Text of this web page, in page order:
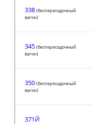
338 (беспересадочный
вагон)
345 (беспересадочный
вагон)
350 (беспересадочный
вагон)
371Й